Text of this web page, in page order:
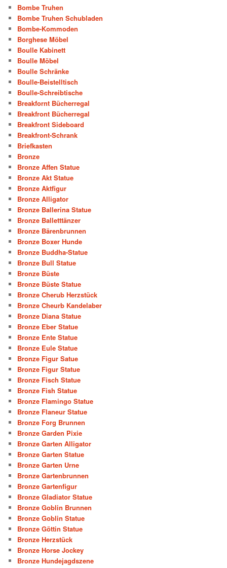
Bombe Truhen
Bombe Truhen Schubladen
Bombe-Kommoden
Borghese Möbel
Boulle Kabinett
Boulle Möbel
Boulle Schränke
Boulle-Beistelltisch
Boulle-Schreibtische
Breakfornt Bücherregal
Breakfront Bücherregal
Breakfront Sideboard
Breakfront-Schrank
Briefkasten
Bronze
Bronze Affen Statue
Bronze Akt Statue
Bronze Aktfigur
Bronze Alligator
Bronze Ballerina Statue
Bronze Balletttänzer
Bronze Bärenbrunnen
Bronze Boxer Hunde
Bronze Buddha-Statue
Bronze Bull Statue
Bronze Büste
Bronze Büste Statue
Bronze Cherub Herzstück
Bronze Cheurb Kandelaber
Bronze Diana Statue
Bronze Eber Statue
Bronze Ente Statue
Bronze Eule Statue
Bronze Figur Satue
Bronze Figur Statue
Bronze Fisch Statue
Bronze Fish Statue
Bronze Flamingo Statue
Bronze Flaneur Statue
Bronze Forg Brunnen
Bronze Garden Pixie
Bronze Garten Alligator
Bronze Garten Statue
Bronze Garten Urne
Bronze Gartenbrunnen
Bronze Gartenfigur
Bronze Gladiator Statue
Bronze Goblin Brunnen
Bronze Goblin Statue
Bronze Göttin Statue
Bronze Herzstück
Bronze Horse Jockey
Bronze Hundejagdszene